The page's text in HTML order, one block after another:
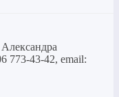
773-43-42, email: